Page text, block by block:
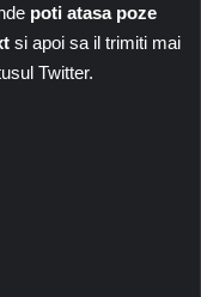
poti atasa poze
si apoi sa il trimiti mai
Twitter.